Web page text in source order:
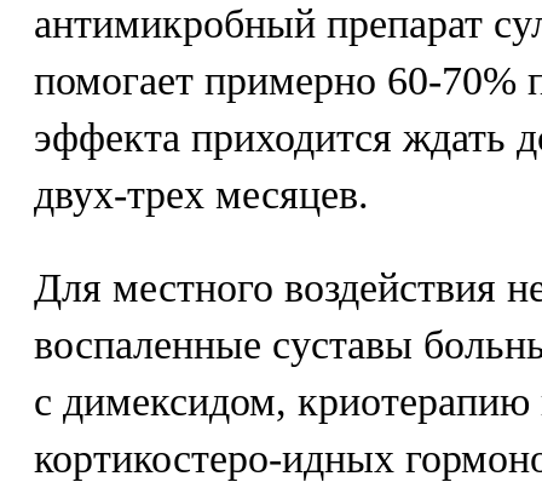
антимикробный препарат
помогает примерно 60-70%
эффекта приходится ждать
двух-трех месяцев.
Для местного воздействия
воспаленные суставы
с димексидом,
кортикостеро-идных